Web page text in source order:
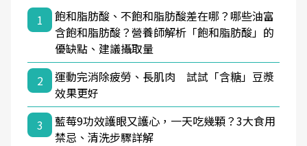
1
飽和脂肪酸、不飽和脂肪酸差在哪？哪些油富
含飽和脂肪酸？營養師解析「飽和脂肪酸」的
優缺點、建議攝取量
2
運動完消除疲勞、長肌肉 試試「含糖」豆漿
效果更好
3
藍莓9功效護眼又護心，一天吃幾顆？3大食用
禁忌、清洗步驟詳解